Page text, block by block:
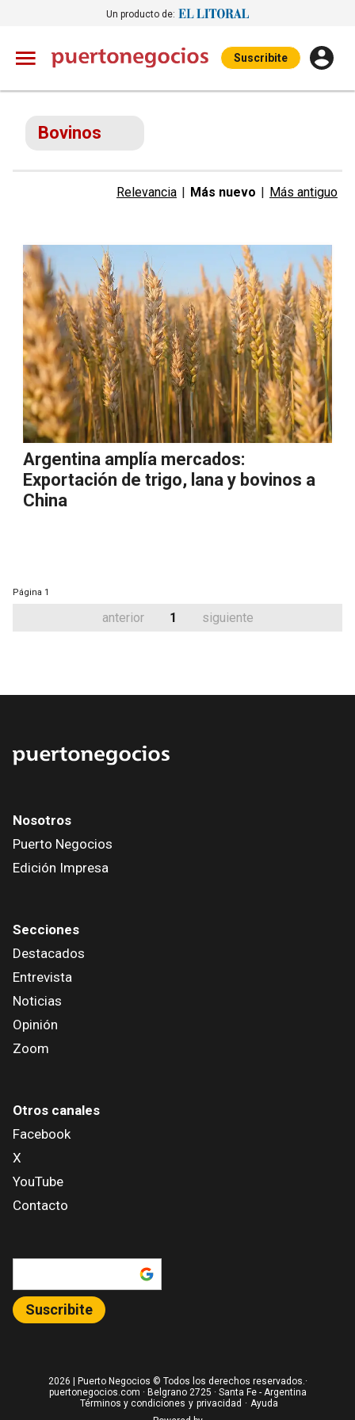
Un producto de:
Suscribite
Bovinos
Relevancia | Más nuevo | Más antiguo
Argentina amplía mercados:
Exportación de trigo, lana y bovinos a
China
Página 1
anterior 1 siguiente
Nosotros
Puerto Negocios
Edición Impresa
Secciones
Destacados
Entrevista
Noticias
Opinión
Zoom
Otros canales
Facebook
X
YouTube
Contacto
Suscribite
2026 | Puerto Negocios © Todos los derechos reservados.·
puertonegocios.com · Belgrano 2725 · Santa Fe - Argentina
Términos y condiciones y privacidad · Ayuda